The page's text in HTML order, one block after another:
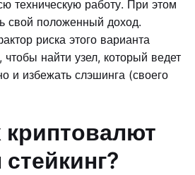
техническую работу. При этом
свой положенный доход.
риска этого варианта
чтобы найти узел, который ведет
и избежать слэшинга (своего
криптовалют